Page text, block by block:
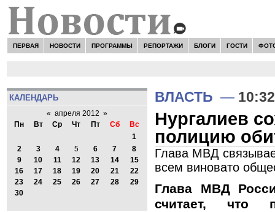
ПЕРВАЯ НОВОСТИ ПРОГРАММЫ РЕПОРТАЖИ БЛОГИ ГОСТИ
КАЛЕНДАРЬ
« апреля 2012 »
Пн
Вт Ср Чт Пт Сб
Вс
1
2
3 4 5 6 7
8
9
10 11 12 13 14
15
16
17 18 19 20 21
22
23
24 25 26 27 28
29
30
ВЛАСТЬ — 10:32
Нургалиев
полицию
Глава МВД
всем виновато
Глава МВД
считает, что